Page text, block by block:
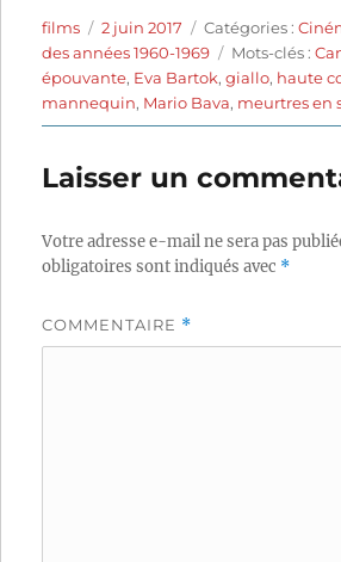
Auteur
films
Publié
le
2 juin 2017 Catégories
Catégories :
des années 1960-1969
Étiquettes
Mots-clés :
épouvante, Eva Bartok,giallo, haute
mannequin, Mario Bava, meurtres en
Laisser un
Votre adresse e-mail ne sera pas
obligatoires sont indiqués avec *
COMMENTAIRE *